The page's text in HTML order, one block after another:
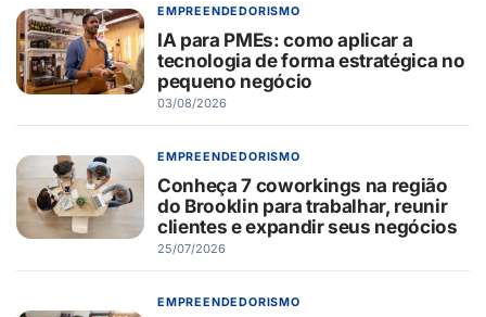
EMPREENDEDORISMO
IA para PMEs: como aplicar a
tecnologia de forma estratégica no
pequeno negócio
03/08/2026
EMPREENDEDORISMO
Conheça 7 coworkings na região
do Brooklin para trabalhar, reunir
clientes e expandir seus negócios
25/07/2026
EMPREENDEDORISMO